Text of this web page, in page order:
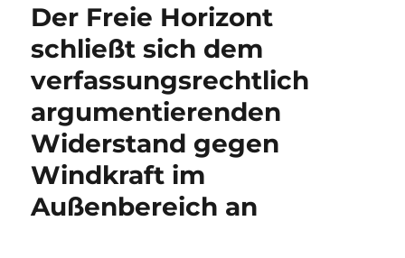
Der Freie Horizont
schließt sich dem
verfassungsrechtlich
argumentierenden
Widerstand gegen
Windkraft im
Außenbereich an